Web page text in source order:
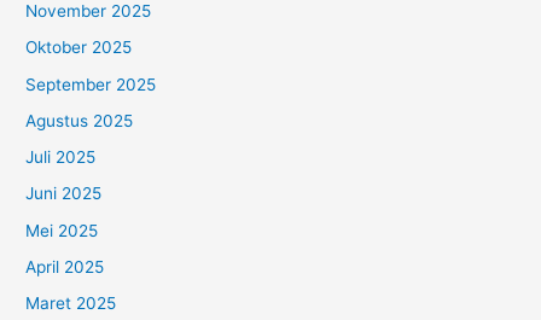
November 2025
Oktober 2025
September 2025
Agustus 2025
Juli 2025
Juni 2025
Mei 2025
April 2025
Maret 2025